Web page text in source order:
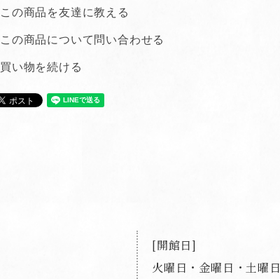
この商品を友達に教える
この商品について問い合わせる
買い物を続ける
開館日
火曜日・金曜日・土曜日